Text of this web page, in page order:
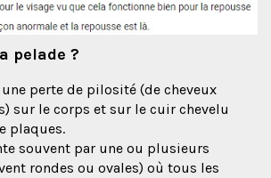
pelade ?
une perte de pilosité (de cheveux
sur le corps et sur le cuir chevelu
plaques.
souvent par une ou plusieurs
rondes ou ovales) où tous les